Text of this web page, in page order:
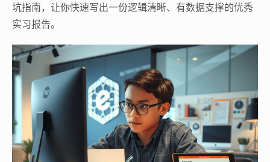
坑指南，让你快速写出一份逻辑清晰、有数据支撑的优秀
实习报告。